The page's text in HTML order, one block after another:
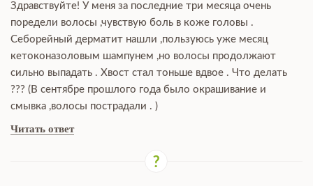
Здравствуйте! У меня за последние три месяца очень
поредели волосы ,чувствую боль в коже головы .
Себорейный дерматит нашли ,пользуюсь уже месяц
кетоконазоловым шампунем ,но волосы продолжают
сильно выпадать . Хвост стал тоньше вдвое . Что делать
??? (В сентябре прошлого года было окрашивание и
смывка ,волосы пострадали . )
Читать ответ